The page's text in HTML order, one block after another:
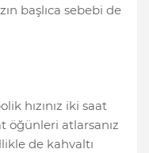
başlıca sebebi de
hızınız iki saat
öğünleri atlarsanız
de kahvaltı